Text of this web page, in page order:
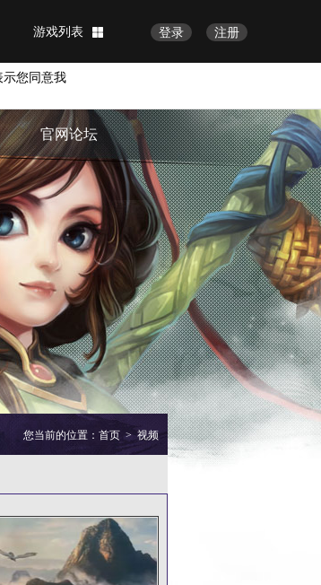
注册
登录
游戏列表
示您同意我
官网论坛
您当前的位置： 首页 > 视频